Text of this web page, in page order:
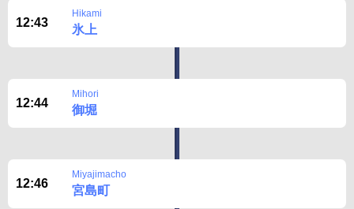
12:43
Hikami
氷上
12:44
Mihori
御堀
12:46
Miyajimacho
宮島町